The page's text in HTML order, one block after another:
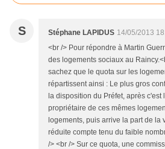
S Stéphane LAPIDUS 14/05/2013
<br /> Pour répondre à Martin
des logements sociaux au
sachez que le quota sur les
répartissent ainsi : Le plus gros
la disposition du Préfet, après
propriétaire de ces mêmes
logements, puis arrive la part de la
réduite compte tenu du faible
/> <br /> Sur ce quota, une